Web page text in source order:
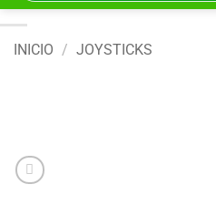
INICIO / JOYSTICKS